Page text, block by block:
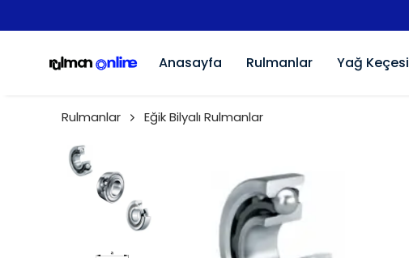
Anasayfa Rulmanlar Yağ Keçesi
Rulmanlar Eğik Bilyalı Rulmanlar